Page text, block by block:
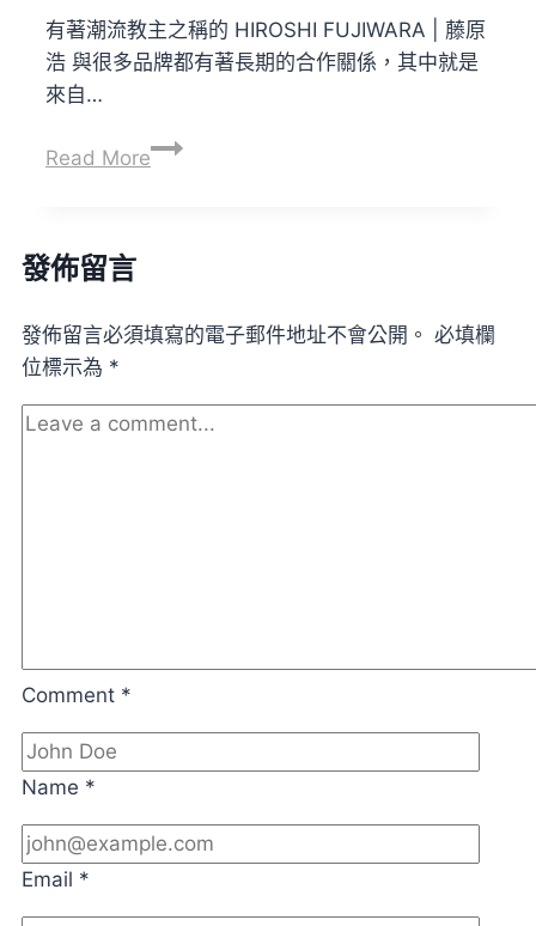
有著潮流教主之稱的 HIROSHI FUJIWARA | 藤原
浩 與很多品牌都有著長期的合作關係，其中就是
來自…
Read MoreMONCLER
方
名
|
發佈留言
發佈留言必須填寫的電子郵件地址不會公開。 必填欄
位標示為 *
Comment *
Name *
Email *